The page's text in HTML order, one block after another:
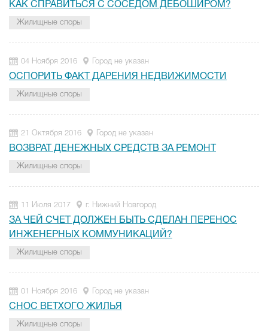
КАК СПРАВИТЬСЯ С СОСЕДОМ ДЕБОШИРОМ?
Жилищные споры
04 Ноября 2016 Город не указан
ОСПОРИТЬ ФАКТ ДАРЕНИЯ НЕДВИЖИМОСТИ
Жилищные споры
21 Октября 2016 Город не указан
ВОЗВРАТ ДЕНЕЖНЫХ СРЕДСТВ ЗА РЕМОНТ
Жилищные споры
11 Июля 2017 г. Нижний Новгород
ЗА ЧЕЙ СЧЕТ ДОЛЖЕН БЫТЬ СДЕЛАН ПЕРЕНОС
ИНЖЕНЕРНЫХ КОММУНИКАЦИЙ?
Жилищные споры
01 Ноября 2016 Город не указан
СНОС ВЕТХОГО ЖИЛЬЯ
Жилищные споры